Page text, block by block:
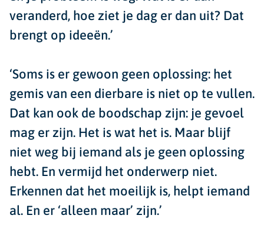
veranderd, hoe ziet je dag er dan uit? Dat
brengt op ideeën.’
‘Soms is er gewoon geen oplossing: het
gemis van een dierbare is niet op te vullen.
Dat kan ook de boodschap zijn: je gevoel
mag er zijn. Het is wat het is. Maar blijf
niet weg bij iemand als je geen oplossing
hebt. En vermijd het onderwerp niet.
Erkennen dat het moeilijk is, helpt iemand
al. En er ‘alleen maar’ zijn.’